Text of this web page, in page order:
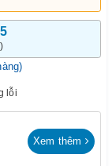
lỗi
Xem thêm